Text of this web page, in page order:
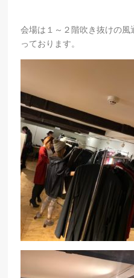
会場は１～２階吹き抜けの
っております。